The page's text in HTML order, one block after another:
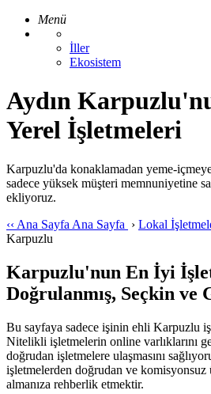
Menü
İller
Ekosistem
Aydın
Yerel İşletmeleri
Karpuzlu'da konaklamadan yeme-
sadece yüksek müşteri memnuniyetine
ekliyoruz.
‹‹ Ana Sayfa Ana Sayfa › Lokal
Karpuzlu
Karpuzlu'nun En İyi
Doğrulanmış, Seçkin ve
Bu sayfaya sadece işinin ehli Karpuzlu
Nitelikli işletmelerin online varlıklarını
doğrudan işletmelere ulaşmasını
işletmelerden doğrudan ve komisyonsuz
almanıza rehberlik etmektir.